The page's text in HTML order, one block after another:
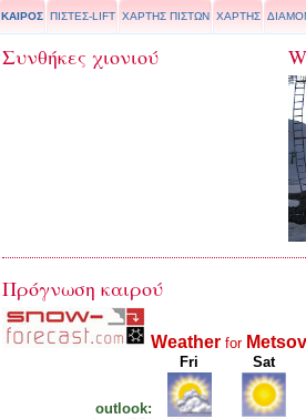
ΚΑΙΡΟΣ ΠΙΣΤΕΣ-LIFT ΧΑΡΤΗΣ ΠΙΣΤΩΝ ΧΑΡΤΗΣ
Συνθήκες χιονιού
Πρόγνωση καιρού